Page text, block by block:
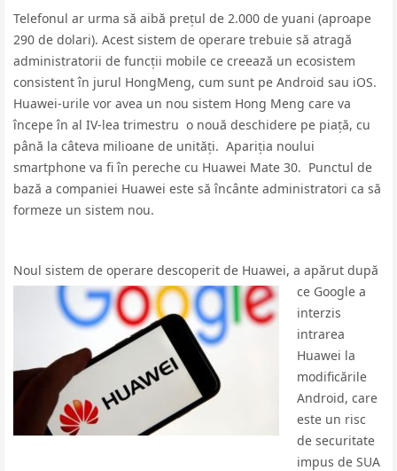
Telefonul ar urma să aibă prețul de 2.000 de yuani (aproape
290 de dolari). Acest sistem de operare trebuie să atragă
administratorii de funcții mobile ce creează un ecosistem
consistent în jurul HongMeng, cum sunt pe Android sau iOS.
Huawei-urile vor avea un nou sistem Hong Meng care va
începe în al IV-lea trimestru o nouă deschidere pe piață, cu
până la câteva milioane de unități. Apariția noului
smartphone va fi în pereche cu Huawei Mate 30. Punctul de
bază a companiei Huawei este să încânte administratori ca să
formeze un sistem nou.
Noul sistem de operare descoperit de Huawei, a apărut după
ce Google a
interzis
intrarea
Huawei la
modificările
Android, care
este un risc
de securitate
impus de SUA